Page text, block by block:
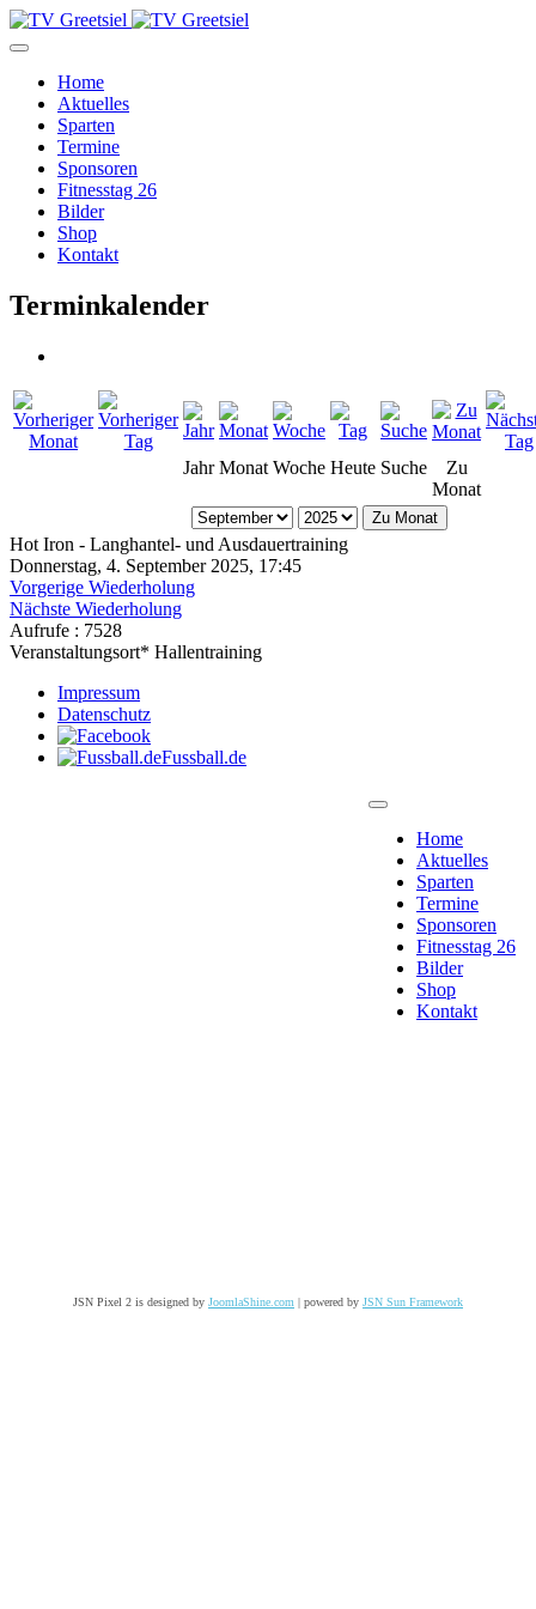
Home
Aktuelles
Sparten
Termine
Sponsoren
Fitnesstag 26
Bilder
Shop
Kontakt
Terminkalender
Jahr Monat Woche Heute Suche
Zu
Monat
Zu Monat
Hot Iron - Langhantel- und Ausdauertraining
Donnerstag, 4. September 2025, 17:45
Vorgerige Wiederholung
Nächste Wiederholung
Aufrufe : 7528
Veranstaltungsort* Hallentraining
Impressum
Datenschutz
Fussball.de
Home
Aktuelles
Sparten
Termine
Sponsoren
Fitnesstag 26
Bilder
Shop
Kontakt
JSN Pixel 2 is designed by JoomlaShine.com | powered by JSN Sun Framework